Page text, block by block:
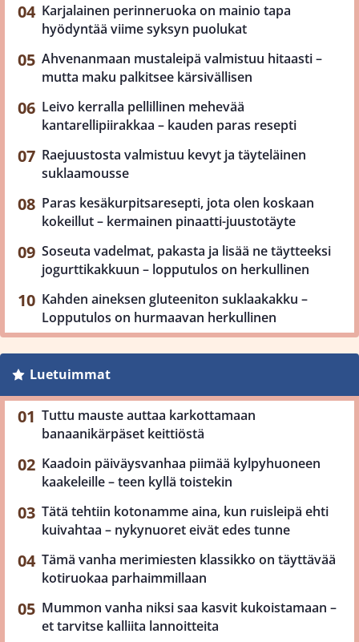
Karjalainen perinneruoka on mainio tapa
hyödyntää viime syksyn puolukat
Ahvenanmaan mustaleipä valmistuu hitaasti –
mutta maku palkitsee kärsivällisen
Leivo kerralla pellillinen mehevää
kantarellipiirakkaa – kauden paras resepti
Raejuustosta valmistuu kevyt ja täyteläinen
suklaamousse
Paras kesäkurpitsaresepti, jota olen koskaan
kokeillut – kermainen pinaatti-juustotäyte
Soseuta vadelmat, pakasta ja lisää ne täytteeksi
jogurttikakkuun – lopputulos on herkullinen
Kahden aineksen gluteeniton suklaakakku –
Lopputulos on hurmaavan herkullinen
Luetuimmat
Tuttu mauste auttaa karkottamaan
banaanikärpäset keittiöstä
Kaadoin päiväysvanhaa piimää kylpyhuoneen
kaakeleille – teen kyllä toistekin
Tätä tehtiin kotonamme aina, kun ruisleipä ehti
kuivahtaa – nykynuoret eivät edes tunne
Tämä vanha merimiesten klassikko on täyttävää
kotiruokaa parhaimmillaan
Mummon vanha niksi saa kasvit kukoistamaan –
et tarvitse kalliita lannoitteita